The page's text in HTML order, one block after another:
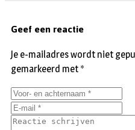
Geef een reactie
Je e-mailadres wordt niet
gemarkeerd met *